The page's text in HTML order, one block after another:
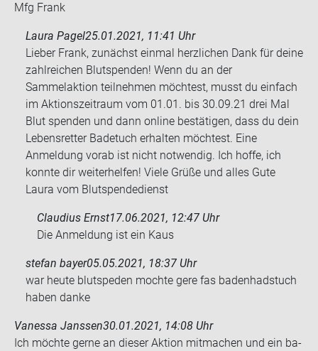
Mfg Frank
Laura Pagel25.01.2021, 11:41 Uhr
Lieber Frank, zunächst einmal herzlichen Dank für deine
zahlreichen Blutspenden! Wenn du an der
Sammelaktion teilnehmen möchtest, musst du einfach
im Aktionszeitraum vom 01.01. bis 30.09.21 drei Mal
Blut spenden und dann online bestätigen, dass du dein
Lebensretter Badetuch erhalten möchtest. Eine
Anmeldung vorab ist nicht notwendig. Ich hoffe, ich
konnte dir weiterhelfen! Viele Grüße und alles Gute
Laura vom Blutspendedienst
Claudius Ernst17.06.2021, 12:47 Uhr
Die An­mel­dung ist ein Kaus
stefan bayer05.05.2021, 18:37 Uhr
war heute blut­spe­den moch­te gere fas ba­den­had­s­tuch
haben danke
Vanessa Janssen30.01.2021, 14:08 Uhr
Ich möch­te gerne an die­ser Ak­ti­on mit­ma­chen und ein ba­